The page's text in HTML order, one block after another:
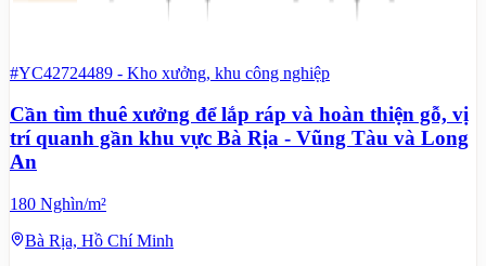
#YC42724489 - Kho xưởng, khu công nghiệp
Cần tìm thuê xưởng để lắp ráp và hoàn thiện gỗ, vị
trí quanh gần khu vực Bà Rịa - Vũng Tàu và Long
An
180 Nghìn/m²
Bà Rịa, Hồ Chí Minh